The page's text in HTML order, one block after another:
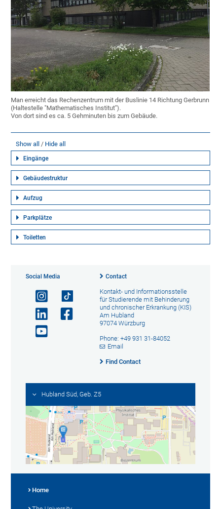
Man erreicht das Rechenzentrum mit der Buslinie 14 Richtung Gerbrunn
(Haltestelle "Mathematisches Institut").
Von dort sind es ca. 5 Gehminuten bis zum Gebäude.
Show all Hide all
Eingänge
Gebäudestruktur
Aufzug
Parkplätze
Toiletten
Social Media Contact
Kontakt- und Informationsstelle
für Studierende mit Behinderung
und chronischer Erkrankung (KIS)
Am Hubland
97074 Würzburg
Phone: +49 931 31-84052
Email
Find Contact
Hubland Süd, Geb. Z5
Home